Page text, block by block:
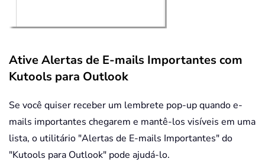
Ative Alertas de E-mails Importantes com
Kutools para Outlook
Se você quiser receber um lembrete pop-up quando e-
mails importantes chegarem e mantê-los visíveis em uma
lista, o utilitário "Alertas de E-mails Importantes" do
"Kutools para Outlook" pode ajudá-lo.